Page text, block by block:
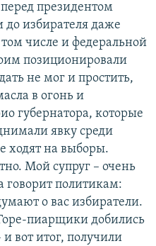
президентом
избирателя даже
числе и федеральной
позиционировали
не мог и простить,
в огонь и
губернатора, которые
явку среди
ходят на выборы.
Мой супруг – очень
говорит политикам:
о вас избиратели.
пиарщики добились
вот итог, получили